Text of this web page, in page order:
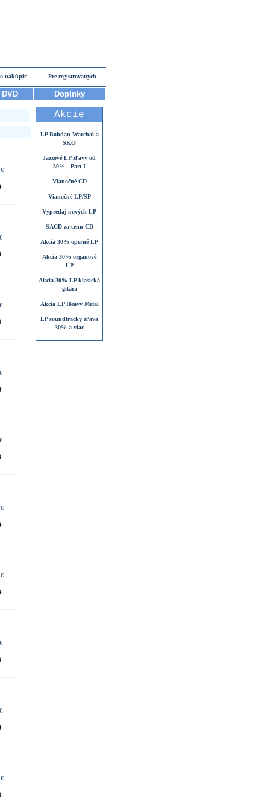
nakúpiť Pre registrovaných
DVD Doplnky
Akcie
LP Bohdan Warchal a
SKO
Jazzové LP zľavy od
30% - Part I
Vianočné CD
Vianočné LP/SP
Výpredaj nových LP
SACD za cenu CD
Akcia 30% operné LP
Akcia 30% organové
LP
Akcia 30% LP klasická
gitara
Akcia LP Heavy Metal
LP soundtracky zľava
30% a viac